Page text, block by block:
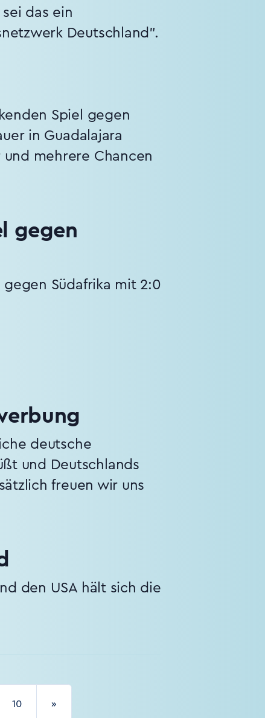
das ein
Deutschland".
Spiel gegen
in Guadalajara
mehrere Chancen
gegen
Südafrika mit 2:0
deutsche
und Deutschlands
freuen wir uns
den USA hält sich die
10 »